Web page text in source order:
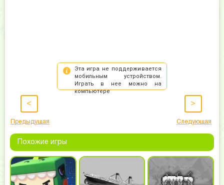
<
Предыдущая
>
Следующая
Похожие игры